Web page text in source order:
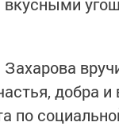
добра
по